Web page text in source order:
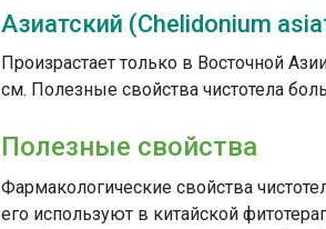
Азиатский (Chelidonium
Произрастает только в Восточной
см. Полезные свойства чистотела
Полезные свойства
Фармакологические свойства
его используют в китайской